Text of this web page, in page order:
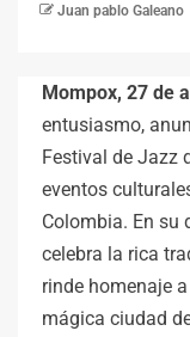
Juan pablo Galeano
Mompox, 27 de
entusiasmo,
Festival de Jazz
eventos
Colombia. En su
celebra la rica
rinde homenaje
mágica ciudad